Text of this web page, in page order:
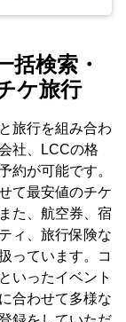
括検索・
ケ旅行
旅行を組み合わ
社、LCCの格
約が可能です。
て最安値のチケ
た、航空券、宿
ィ、旅行保険な
っています。コ
いったイベント
合わせて多様な